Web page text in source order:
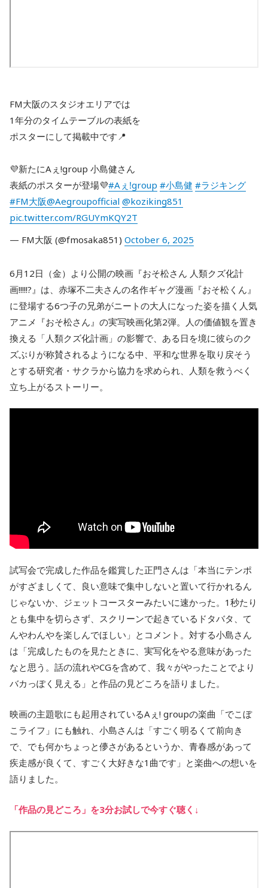
FM大阪のスタジオエリアでは
1年分のタイムテーブルの表紙を
ポスターにして掲載中です📍
💜新たにAぇ!group 小島健さん
表紙のポスターが登場💜#Aぇǃgroup #小島健 #ラジキング
#FM大阪@Aegroupofficial @koziking851
pic.twitter.com/RGUYmKQY2T
— FM大阪 (@fmosaka851) October 6, 2025
6月12日（金）より公開の映画『おそ松さん 人類クズ化計
画!!!!!?』は、赤塚不二夫さんの名作ギャグ漫画『おそ松くん』
に登場する6つ子の兄弟がニートの大人になった姿を描く人気
アニメ『おそ松さん』の実写映画化第2弾。人の価値観を置き
換える「人類クズ化計画」の影響で、ある日を境に彼らのク
ズぶりが称賛されるようになる中、平和な世界を取り戻そう
とする研究者・サクラから協力を求められ、人類を救うべく
立ち上がるストーリー。
試写会で完成した作品を鑑賞した正門さんは「本当にテンポ
がすざましくて、良い意味で集中しないと置いて行かれるん
じゃないか、ジェットコースターみたいに速かった。1秒たり
とも集中を切らさず、スクリーンで起きているドタバタ、て
んやわんやを楽しんでほしい」とコメント。対する小島さん
は「完成したものを見たときに、実写化をやる意味があった
なと思う。話の流れやCGを含めて、我々がやったことでより
バカっぽく見える」と作品の見どころを語りました。
映画の主題歌にも起用されているAぇ! groupの楽曲「でこぼ
こライフ」にも触れ、小島さんは「すごく明るくて前向き
で、でも何かちょっと儚さがあるというか、青春感があって
疾走感が良くて、すごく大好きな1曲です」と楽曲への想いを
語りました。
「作品の見どころ」を3分お試しで今すぐ聴く↓